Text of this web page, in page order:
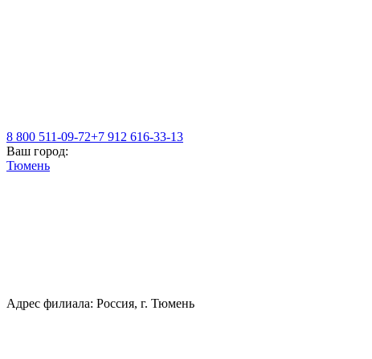
8 800 511-09-72+7 912 616-33-13
Ваш город:
Тюмень
Адрес филиала: Россия, г. Тюмень